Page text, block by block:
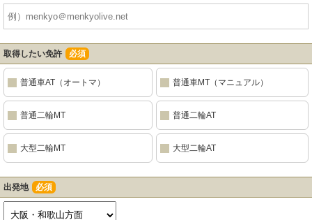
取得したい免許 必須
普通車AT（オートマ） 普通車MT（マニュアル）
普通二輪MT 普通二輪AT
大型二輪MT 大型二輪AT
出発地 必須